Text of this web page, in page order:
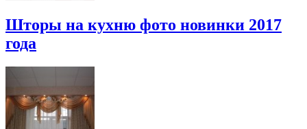
Шторы на кухню фото новинки 2017
года